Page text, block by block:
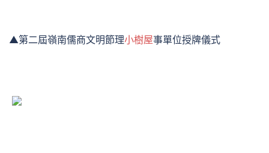
▲第二屆嶺南儒商文明節理小樹屋事單位授牌儀式